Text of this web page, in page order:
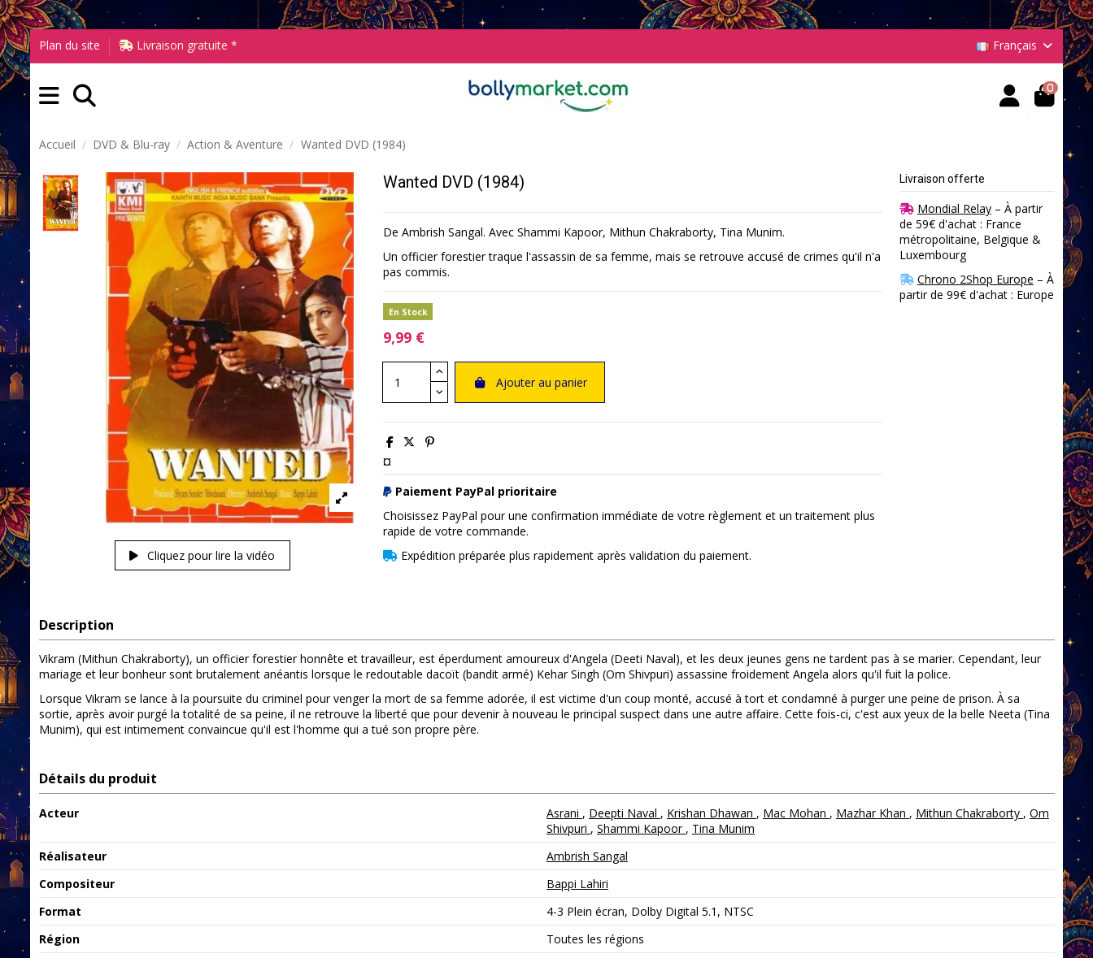
Plan du site Livraison gratuite * Français
0
Accueil DVD & Blu-ray Action & Aventure Wanted DVD (1984)
Cliquez pour lire la vidéo
Wanted DVD (1984)
De Ambrish Sangal. Avec Shammi Kapoor, Mithun Chakraborty, Tina Munim.
Un officier forestier traque l'assassin de sa femme, mais se retrouve accusé de crimes qu'il n'a
pas commis.
En Stock
9,99 €
Ajouter au panier
¤
Paiement PayPal prioritaire
Choisissez PayPal pour une confirmation immédiate de votre règlement et un traitement plus
rapide de votre commande.
Expédition préparée plus rapidement après validation du paiement.
Livraison offerte
Mondial Relay– À partir
de 59€ d'achat : France
métropolitaine, Belgique &
Luxembourg
Chrono 2Shop Europe – À
partir de 99€ d'achat : Europe
Description
Vikram (Mithun Chakraborty), un officier forestier honnête et travailleur, est éperdument amoureux d'Angela (Deeti Naval), et les deux jeunes gens ne tardent pas à se marier. Cependant, leur
mariage et leur bonheur sont brutalement anéantis lorsque le redoutable dacoït (bandit armé) Kehar Singh (Om Shivpuri) assassine froidement Angela alors qu'il fuit la police.
Lorsque Vikram se lance à la poursuite du criminel pour venger la mort de sa femme adorée, il est victime d'un coup monté, accusé à tort et condamné à purger une peine de prison. À sa
sortie, après avoir purgé la totalité de sa peine, il ne retrouve la liberté que pour devenir à nouveau le principal suspect dans une autre affaire. Cette fois-ci, c'est aux yeux de la belle Neeta (Tina
Munim), qui est intimement convaincue qu'il est l'homme qui a tué son propre père.
Détails du produit
Acteur Asrani , Deepti Naval , Krishan Dhawan , Mac Mohan , Mazhar Khan , Mithun Chakraborty , Om
Shivpuri , Shammi Kapoor , Tina Munim
Réalisateur
Ambrish Sangal
Compositeur
Bappi Lahiri
Format
4-3 Plein écran, Dolby Digital 5.1, NTSC
Région
Toutes les régions